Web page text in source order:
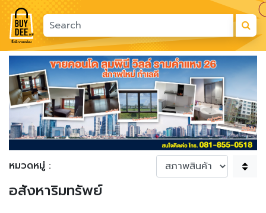
Previous Next
หมวดหมู่ :
อสังหาริมทรัพย์